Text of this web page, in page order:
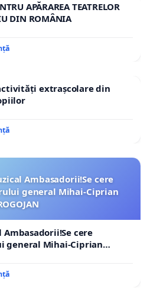
APĂRAREA TEATRELOR
DIN ROMÂNIA
extrașcolare din
Ambasadorii!Se cere
general Mihai-Ciprian
cere
general Mihai-Ciprian